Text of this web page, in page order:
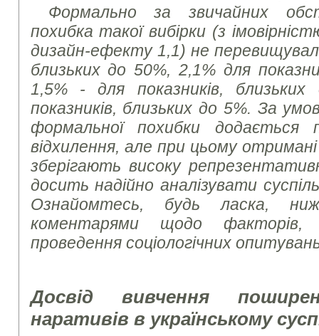
Формально за звичайних
похибка такої вибірки (з
дизайн-ефекту 1,1) не
близьких до 50%, 2,1% для
1,5% - для показників,
показників, близьких до 5%. За
формальної похибки додається
відхилення, але при цьому
зберігають високу
досить надійно аналізувати
Ознайомтесь, будь ласка,
коментарями щодо
проведення соціологічних
Досвід вивчення
наративів в українському